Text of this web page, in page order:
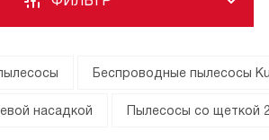
Беспроводные пылесосы
насадкой Пылесосы со щеткой